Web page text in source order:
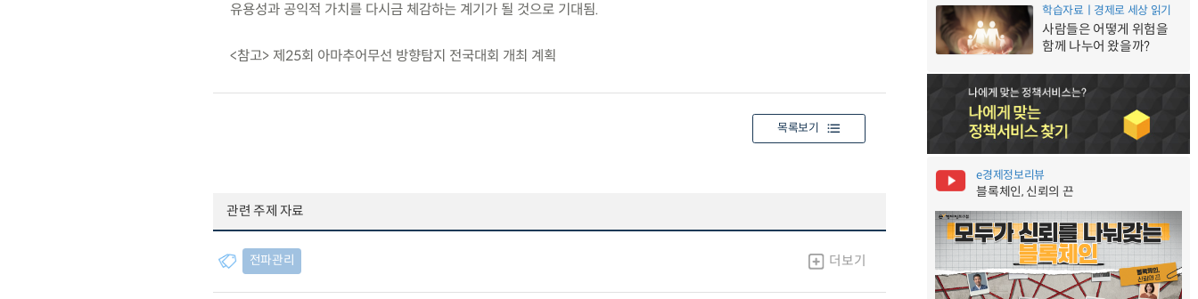
유용성과 공익적 가치를 다시금 체감하는 계기가 될 것으로 기대됨.
<참고> 제25회 아마추어무선 방향탐지 전국대회 개최 계획
목록보기
관련 주제 자료
전파관리 더보기
학습자료ㅣ경제로 세상 읽기
사람들은 어떻게 위험을
함께 나누어 왔을까?
e경제정보리뷰
블록체인, 신뢰의 끈